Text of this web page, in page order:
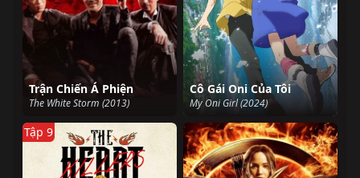
Trận Chiến Á Phiện
The White Storm (2013)
Cô Gái Oni Của Tôi
My Oni Girl (2024)
Tập 9